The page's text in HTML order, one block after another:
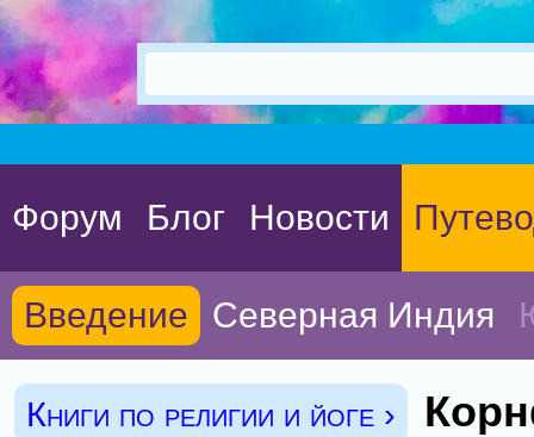
Форум Блог Новости
Введение Северная Индия
Книги по религии и йоге ›